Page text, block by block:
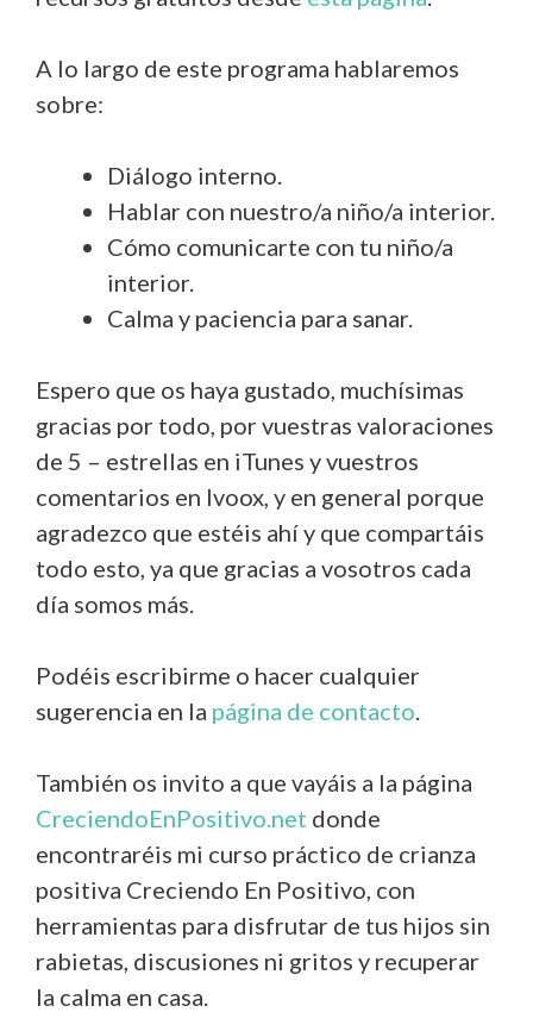
A lo largo de este programa hablaremos
sobre:
Diálogo interno.
Hablar con nuestro/a niño/a interior.
Cómo comunicarte con tu niño/a
interior.
Calma y paciencia para sanar.
Espero que os haya gustado, muchísimas
gracias por todo, por vuestras valoraciones
de 5 – estrellas en iTunes y vuestros
comentarios en Ivoox, y en general porque
agradezco que estéis ahí y que compartáis
todo esto, ya que gracias a vosotros cada
día somos más.
Podéis escribirme o hacer cualquier
sugerencia en la página de contacto.
También os invito a que vayáis a la página
CreciendoEnPositivo.net donde
encontraréis mi curso práctico de crianza
positiva Creciendo En Positivo, con
herramientas para disfrutar de tus hijos sin
rabietas, discusiones ni gritos y recuperar
la calma en casa.